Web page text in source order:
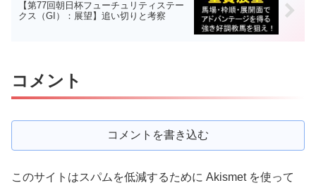
【第77回朝日杯フューチュリティステー
クス（GI）：展望】追い切りと考察
コメント
コメントを書き込む
このサイトはスパムを低減するために Akismet を使って